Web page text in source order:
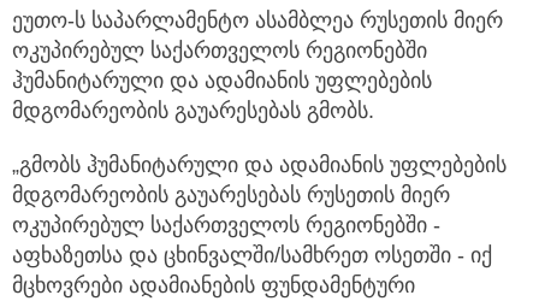
ეუთო-ს საპარლამენტო ასამბლეა რუსეთის მიერ
ოკუპირებულ საქართველოს რეგიონებში
ჰუმანიტარული და ადამიანის უფლებების
მდგომარეობის გაუარესებას გმობს.
„გმობს ჰუმანიტარული და ადამიანის უფლებების
მდგომარეობის გაუარესებას რუსეთის მიერ
ოკუპირებულ საქართველოს რეგიონებში -
აფხაზეთსა და ცხინვალში/სამხრეთ ოსეთში - იქ
მცხოვრები ადამიანების ფუნდამენტური